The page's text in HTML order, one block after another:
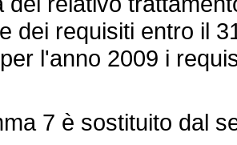
dei requisiti entro il
l'anno 2009 i
7 è sostituito dal